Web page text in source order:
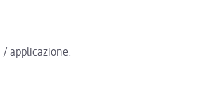
/ applicazione: